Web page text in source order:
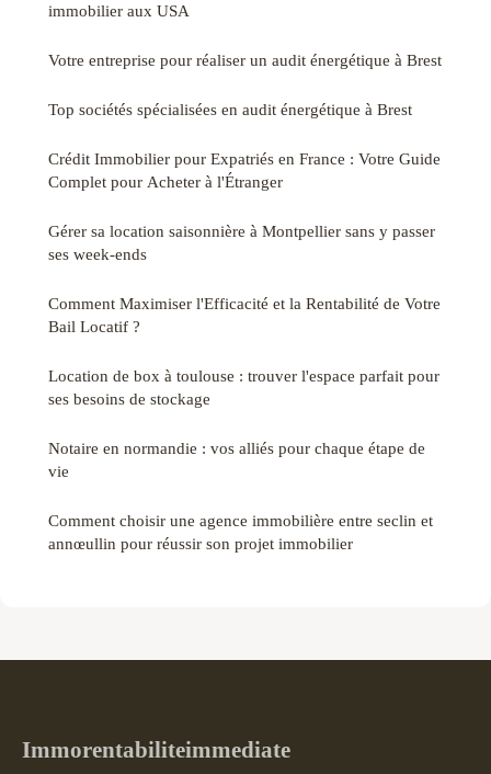
immobilier aux USA
Votre entreprise pour réaliser un audit énergétique à Brest
Top sociétés spécialisées en audit énergétique à Brest
Crédit Immobilier pour Expatriés en France : Votre Guide
Complet pour Acheter à l'Étranger
Gérer sa location saisonnière à Montpellier sans y passer
ses week-ends
Comment Maximiser l'Efficacité et la Rentabilité de Votre
Bail Locatif ?
Location de box à toulouse : trouver l'espace parfait pour
ses besoins de stockage
Notaire en normandie : vos alliés pour chaque étape de
vie
Comment choisir une agence immobilière entre seclin et
annœullin pour réussir son projet immobilier
Immorentabiliteimmediate